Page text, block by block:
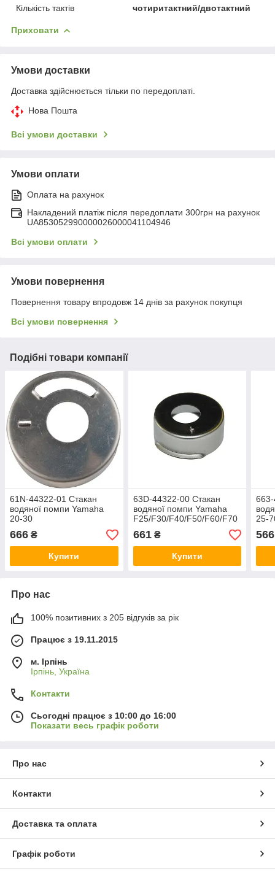
Кількість тактів
чотиритактний/двотактний
Приховати
Умови доставки
Доставка здійснюється тільки по передоплаті.
Нова Пошта
Всі умови доставки
Умови оплати
Оплата на рахунок
Накладений платіж після передоплати 300грн на рахунок
UA853052990000026000041104946
Всі умови оплати
Умови повернення
Повернення товару впродовж 14 днів за рахунок покупця
Всі умови повернення
Подібні товари компанії
61N-44322-01 Стакан
водяної помпи Yamaha
20-30
666 ₴
Купити
63D-44322-00 Стакан
водяної помпи Yamaha
F25/F30/F40/F50/F60/F70
661₴
Купити
25-
566
Про нас
100% позитивних з 205 відгуків за рік
Працює з 19.11.2015
м. Ірпінь
Ірпінь, Україна
Контакти
Сьогодні працює з 10:00 до 16:00
Показати весь графік роботи
Про нас
Контакти
Доставка та оплата
Графік роботи